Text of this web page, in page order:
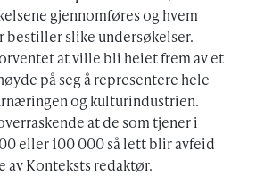
gjennomføres og hvem
slike undersøkelser.
at ville bli heiet frem av et
på seg å representere hele
og kulturindustrien.
at de som tjener i
eller 100 000 så lett blir avfeid
av Konteksts redaktør.